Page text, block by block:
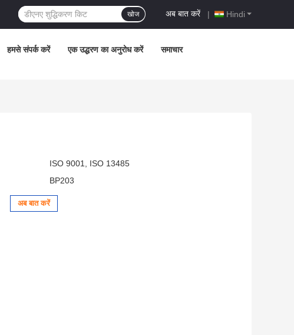
Hindi
अब बात करें |
खोज
हमसे संपर्क करें एक उद्धरण का अनुरोध करें समाचार
ISO 9001, ISO 13485
BP203
अब बात करें